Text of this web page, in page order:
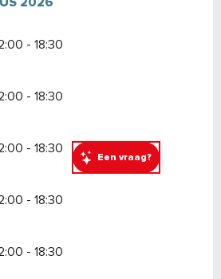
Een vraag?
- 18:30
- 18:30
- 18:30
- 18:30
- 18:30